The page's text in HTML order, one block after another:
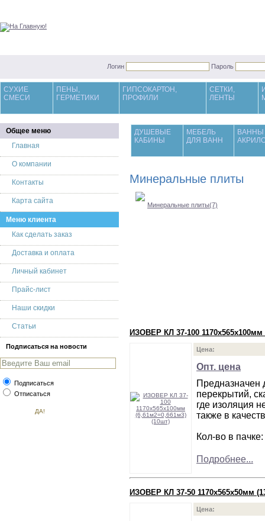
Логин Пароль
СУХИЕ
СМЕСИ
ПЕНЫ,
ГЕРМЕТИКИ
ГИПСОКАРТОН,
ПРОФИЛИ
СЕТКИ,
ЛЕНТЫ
Общее меню
Главная
О компании
Контакты
Карта сайта
Меню клиента
Как сделать заказ
Доставка и оплата
Личный кабинет
Прайс-лист
Наши скидки
Статьи
Подписаться на новости
Подписаться
Отписаться
ДУШЕВЫЕ
КАБИНЫ
МЕБЕЛЬ
ДЛЯ ВАНН
ВАННЫ
Минеральные плиты
Минеральные плиты(7)
ИЗОВЕР КЛ 37-100
Цена:
Опт. цена
Предназначен
перекрытий,
где изоляция
также в
Кол-во в
Подробнее...
ИЗОВЕР КЛ 37-50 1170х565х50мм
Цена: